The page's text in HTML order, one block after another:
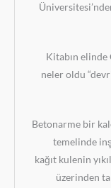
Kitabın elinde
neler oldu
Betonarme bir
temelinde
kağıt kulenin
üzerinden